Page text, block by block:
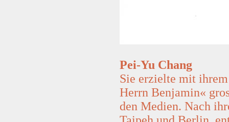
Pei-Yu Chang
Sie erzielte mit
Herrn Benjamin«
den Medien. Nach